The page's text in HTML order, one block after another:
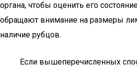
органа, чтобы оценить его
обращают внимание на размеры
наличие рубцов.
Если вышеперечисленных